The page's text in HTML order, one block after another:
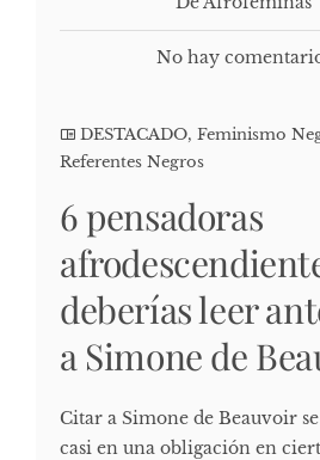
No hay
DESTACADO, Feminismo
Referentes Negros
6 pensadoras
deberías leer
a Simone de
Citar a Simone de Beauvoir
casi en una obligación en